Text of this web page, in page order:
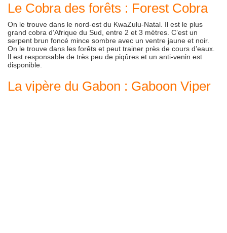
Le Cobra des forêts : Forest Cobra
On le trouve dans le nord-est du KwaZulu-Natal. Il est le plus
grand cobra d’Afrique du Sud, entre 2 et 3 mètres. C’est un
serpent brun foncé mince sombre avec un ventre jaune et noir.
On le trouve dans les forêts et peut trainer près de cours d’eaux.
Il est responsable de très peu de piqûres et un anti-venin est
disponible.
La vipère du Gabon : Gaboon Viper